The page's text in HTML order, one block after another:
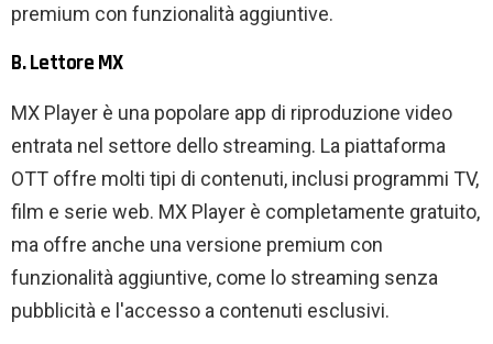
premium con funzionalità aggiuntive.
B. Lettore MX
MX Player è una popolare app di riproduzione video
entrata nel settore dello streaming. La piattaforma
OTT offre molti tipi di contenuti, inclusi programmi TV,
film e serie web. MX Player è completamente gratuito,
ma offre anche una versione premium con
funzionalità aggiuntive, come lo streaming senza
pubblicità e l'accesso a contenuti esclusivi.